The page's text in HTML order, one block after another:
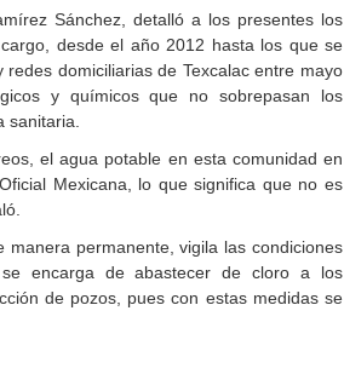
Sánchez, detalló a los presentes los
desde el año 2012 hasta los que se
domiciliarias de Texcalac entre mayo
y químicos que no sobrepasan los
el agua potable en esta comunidad en
Mexicana, lo que significa que no es
permanente, vigila las condiciones
encarga de abastecer de cloro a los
de pozos, pues con estas medidas se